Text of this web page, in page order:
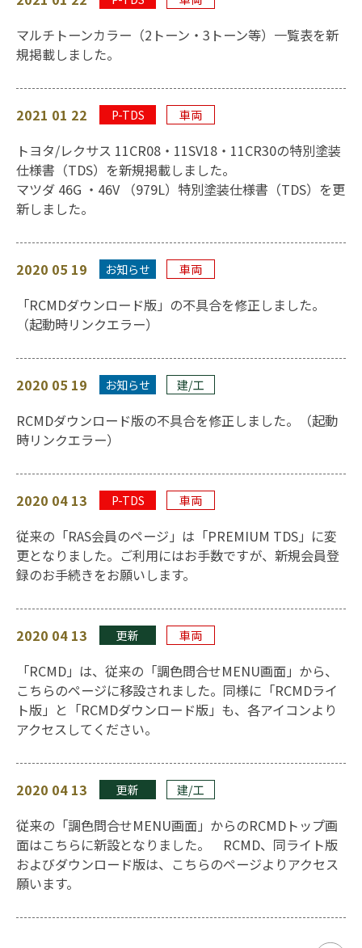
マルチトーンカラー（2トーン・3トーン等）一覧表を新
規掲載しました。
2021 01 22 P-TDS 車両
トヨタ/レクサス 11CR08・11SV18・11CR30の特別塗装
仕様書（TDS）を新規掲載しました。
マツダ 46G ・46V （979L）特別塗装仕様書（TDS）を更
新しました。
2020 05 19 お知らせ 車両
「RCMDダウンロード版」の不具合を修正しました。
（起動時リンクエラー）
2020 05 19 お知らせ 建/工
RCMDダウンロード版の不具合を修正しました。（起動
時リンクエラー）
2020 04 13 P-TDS 車両
従来の「RAS会員のページ」は「PREMIUM TDS」に変
更となりました。ご利用にはお手数ですが、新規会員登
録のお手続きをお願いします。
2020 04 13 更新 車両
「RCMD」は、従来の「調色問合せMENU画面」から、
こちらのページに移設されました。同様に「RCMDライ
ト版」と「RCMDダウンロード版」も、各アイコンより
アクセスしてください。
2020 04 13 更新 建/工
従来の「調色問合せMENU画面」からのRCMDトップ画
面はこちらに新設となりました。 RCMD、同ライト版
およびダウンロード版は、こちらのページよりアクセス
願います。